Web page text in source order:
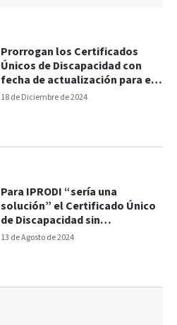
18 de Diciembre de 2024
Prorrogan los Certificados
Únicos de Discapacidad con
fecha de actualización para el
2025
13 de Agosto de 2024
Para IPRODI “sería una
solución” el Certificado Único
de Discapacidad sin
vencimiento